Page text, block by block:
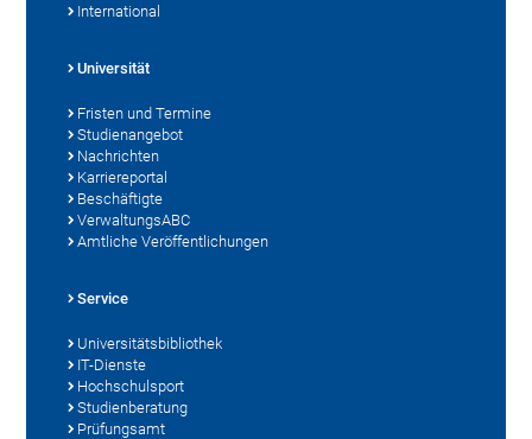
International
Universität
Fristen und Termine
Studienangebot
Nachrichten
Karriereportal
Beschäftigte
VerwaltungsABC
Amtliche Veröffentlichungen
Service
Universitätsbibliothek
IT-Dienste
Hochschulsport
Studienberatung
Prüfungsamt